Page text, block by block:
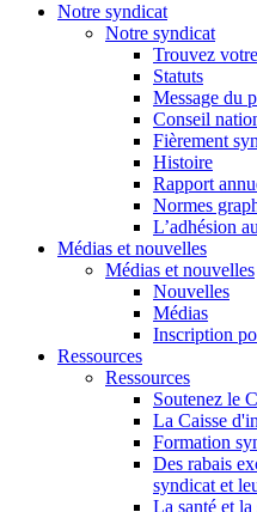
Notre syndicat
Notre syndicat
Trouvez
Statuts
Message du
Conseil
Fièrement
Histoire
Rapport
Normes
L’adhésion
Médias et nouvelles
Médias et nouvelles
Nouvelles
Médias
Inscription
Ressources
Ressources
Soutenez le
La Caisse
Formation
Des rabais
syndicat et
La santé et la